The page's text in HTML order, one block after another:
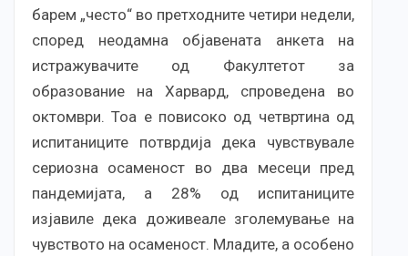
барем „често“ во претходните четири недели,
според неодамна објавената анкета на
истражувачите од Факултетот за
образование на Харвард, спроведена во
октомври. Тоа е повисоко од четвртина од
испитаниците потврдија дека чувствувале
сериозна осаменост во два месеци пред
пандемијата, а 28% од испитаниците
изјавиле дека доживеале зголемување на
чувството на осаменост. Младите, а особено